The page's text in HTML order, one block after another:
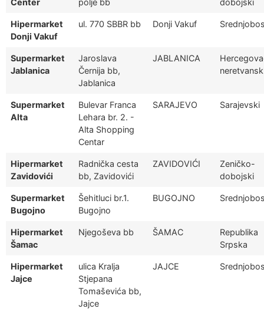
Hipermarket
Donji Vakuf
ul. 770 SBBR bb Donji Vakuf
Supermarket
Jablanica
Jaroslava
Černija bb,
Jablanica
JABLANICA
Supermarket
Alta
Bulevar Franca
Lehara br. 2. -
Alta Shopping
Centar
SARAJEVO Sarajevski
Hipermarket
Zavidovići
Radnička cesta
bb, Zavidovići
ZAVIDOVIĆI
Zeničko-
dobojski
Supermarket
Bugojno
Šehitluci br.1.
Bugojno
BUGOJNO
Hipermarket
Šamac
Njegoševa bb ŠAMAC
Republika
Srpska
Hipermarket
Jajce
ulica Kralja
Stjepana
Tomaševića bb,
Jajce
JAJCE